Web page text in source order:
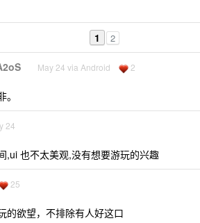
1 2
May 24 via Android 2
24
,ui 也不太美观,没有想要游玩的兴趣
25
的欲望，不排除有人好这口